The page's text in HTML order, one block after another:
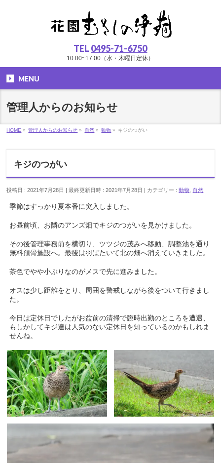
TEL 0495-71-6750
10:00~17:00（水・木曜日定休）
MENU
管理人からのお知らせ
HOME » 管理人からのお知らせ » 自然 » 動物 » キジのつがい
キジのつがい
投稿日 : 2021年7月28日 最終更新日時 : 2021年7月28日 カテゴリー :動物 自然
季節はすっかり夏本番に突入しました。
お昼前頃、お隣のアンズ畑でキジのつがいを見かけました。
その後管理事務前を横切り、ツツジの茂みへ移動、調整池を通り
無料預骨施設へ。最後は羽ばたいて北の畑へ消えていきました。
茶色でやや小ぶりなのがメスで先に進みました。
オスは少し距離をとり、周囲を警戒しながら後をついて行きまし
た。
今日は定休日でしたがお盆前の清掃で臨時出勤のところを遭遇、
もしかしてキジ達は人気のない定休日を知っているのかもしれま
せんね。